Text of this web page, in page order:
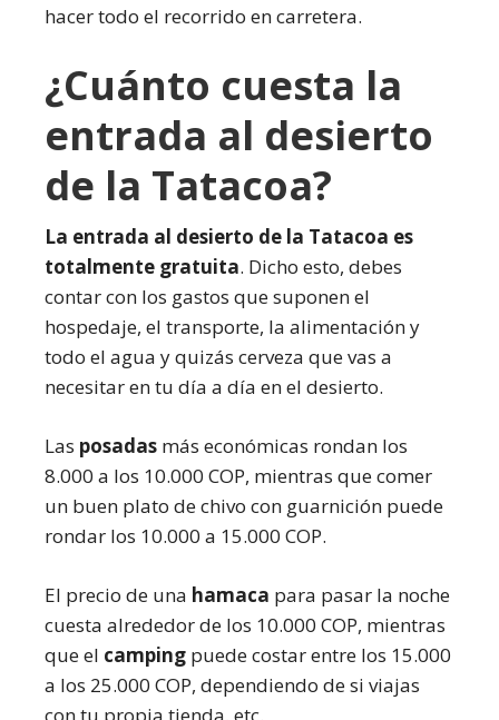
hacer todo el recorrido en carretera.
¿Cuánto cuesta la
entrada al desierto
de la Tatacoa?
La entrada al desierto de la Tatacoa es
totalmente gratuita. Dicho esto, debes
contar con los gastos que suponen el
hospedaje, el transporte, la alimentación y
todo el agua y quizás cerveza que vas a
necesitar en tu día a día en el desierto.
Las posadas más económicas rondan los
8.000 a los 10.000 COP, mientras que comer
un buen plato de chivo con guarnición puede
rondar los 10.000 a 15.000 COP.
El precio de una hamaca para pasar la noche
cuesta alrededor de los 10.000 COP, mientras
que el camping puede costar entre los 15.000
a los 25.000 COP, dependiendo de si viajas
con tu propia tienda, etc.